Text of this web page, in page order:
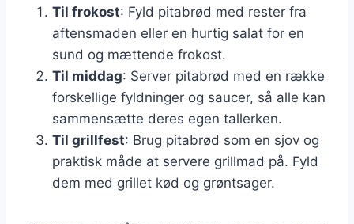
Til frokost: Fyld pitabrød med rester fra
aftensmaden eller en hurtig salat for en
sund og mættende frokost.
Til middag: Server pitabrød med en række
forskellige fyldninger og saucer, så alle kan
sammensætte deres egen tallerken.
Til grillfest: Brug pitabrød som en sjov og
praktisk måde at servere grillmad på. Fyld
dem med grillet kød og grøntsager.